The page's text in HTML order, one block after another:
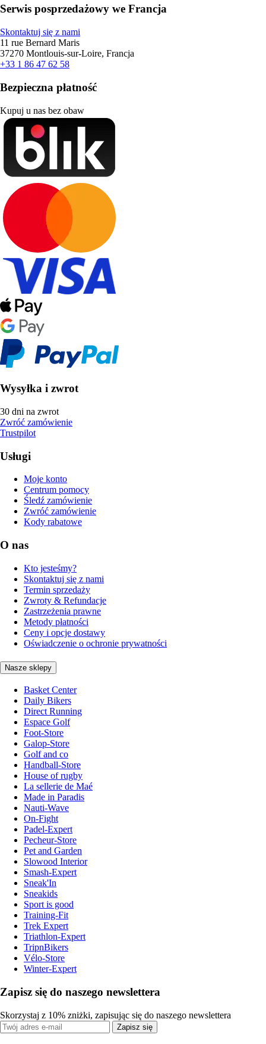
Serwis posprzedażowy we Francja
Skontaktuj się z nami
11 rue Bernard Maris
37270 Montlouis-sur-Loire, Francja
+33 1 86 47 62 58
Bezpieczna płatność
Kupuj u nas bez obaw
Wysyłka i zwrot
30 dni na zwrot
Zwróć zamówienie
Trustpilot
Usługi
Moje konto
Centrum pomocy
Śledź zamówienie
Zwróć zamówienie
Kody rabatowe
O nas
Kto jesteśmy?
Skontaktuj się z nami
Termin sprzedaży
Zwroty & Refundacje
Zastrzeżenia prawne
Metody płatności
Ceny i opcje dostawy
Oświadczenie o ochronie prywatności
Nasze sklepy
Basket Center
Daily Bikers
Direct Running
Espace Golf
Foot-Store
Galop-Store
Golf and co
Handball-Store
House of rugby
La sellerie de Maé
Made in Paradis
Nauti-Wave
On-Fight
Padel-Expert
Pecheur-Store
Pet and Garden
Slowood Interior
Smash-Expert
Sneak'In
Sneakids
Sport is good
Training-Fit
Trek Expert
Triathlon-Expert
TripnBikers
Vélo-Store
Winter-Expert
Zapisz się do naszego newslettera
Skorzystaj z 10% zniżki, zapisując się do naszego newslettera
Zapisz się